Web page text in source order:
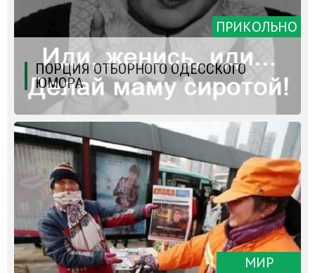
ПРИКОЛЬНО
ПОРЦИЯ ОТБОРНОГО ОДЕССКОГО
ЮМОРА
МИР